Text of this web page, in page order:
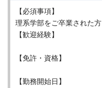
【必須事項】
理系学部をご卒業された方
【歓迎経験】
【免許・資格】
【勤務開始日】